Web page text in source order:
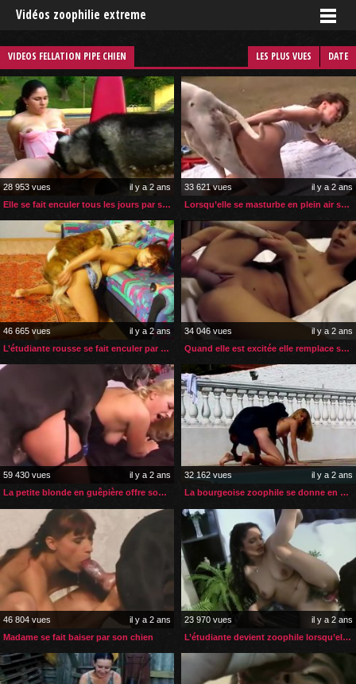
Vidéos zoophilie extreme
VIDEOS FELLATION PIPE CHIEN LES PLUS VUES DATE
28 953 vues
il y a 2 ans
Elle se fait enculer tous les jours par son chien
33 621 vues
il y a 2 ans
Lorsqu’elle se masturbe en plein air son chien vient l’aider
46 665 vues
il y a 2 ans
L’étudiante rousse se fait enculer par son boxer
34 046 vues
il y a 2 ans
Quand elle est excitée elle remplace son gode par son chien
59 430 vues
il y a 2 ans
La petite blonde en guêpière offre son gros cul à son chien
32 162 vues
il y a 2 ans
La bourgeoise zoophile se donne en spectacle chez elle
46 804 vues
il y a 2 ans
Madame se fait baiser par son chien
23 970 vues
il y a 2 ans
L’étudiante devient zoophile lorsqu’elle s’ennuie